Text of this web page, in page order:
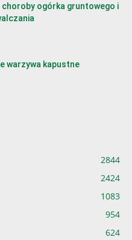
choroby ogórka gruntowego i
warzywa kapustne
2844
2424
1083
954
624